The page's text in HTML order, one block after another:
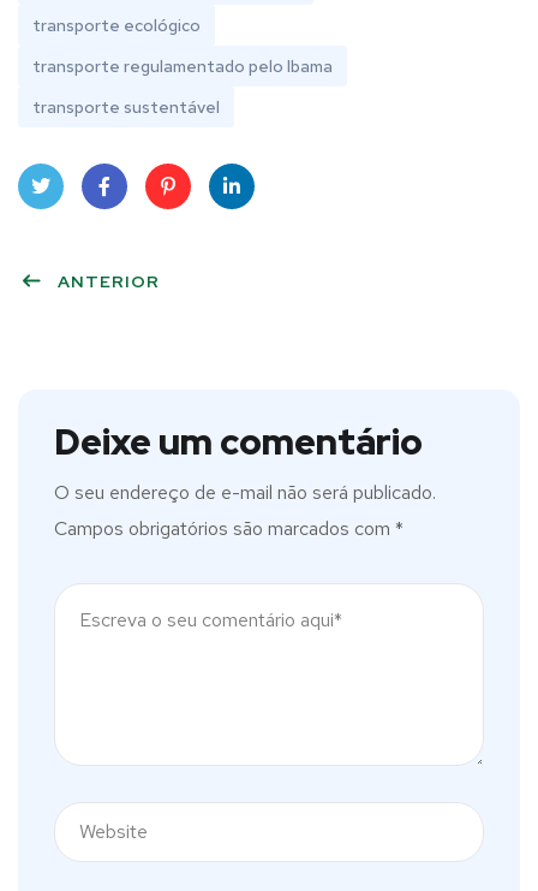
transporte ecológico
transporte regulamentado pelo Ibama
transporte sustentável
ter
book
eres
ANTERIOR
Deixe um comentário
O seu endereço de e-mail não será publicado.
Campos obrigatórios são marcados com *